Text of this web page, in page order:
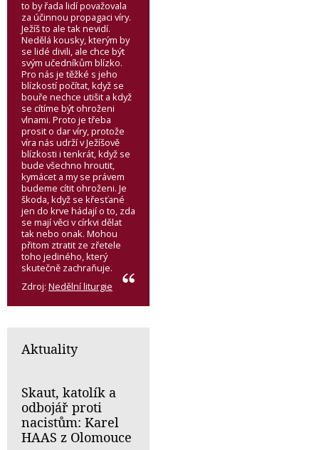
to by řada lidí považovala
za účinnou propagaci víry.
Ježíš to ale tak nevidí.
Nedělá kousky, kterým by
se lidé divili, ale chce být
svým učedníkům blízko.
Pro nás je těžké s jeho
blízkostí počítat, když se
bouře nechce utišit a když
se cítíme být ohroženi
vlnami. Proto je třeba
prosit o dar víry, protože
víra nás udrží v Ježíšově
blízkosti i tenkrát, když se
bude všechno hroutit,
kymácet a my se právem
budeme cítit ohroženi. Je
škoda, když se křesťané
jen do krve hádají o to, zda
se mají věci v církvi dělat
tak nebo onak. Mohou
přitom ztratit ze zřetele
toho jediného, který
skutečně zachraňuje.
Zdroj: Nedělní liturgie
Aktuality
Skaut, katolík a
odbojář proti
nacistům: Karel
HAAS z Olomouce